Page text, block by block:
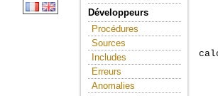
Développeurs
Procédures
Sources
Includes
Erreurs
Anomalies